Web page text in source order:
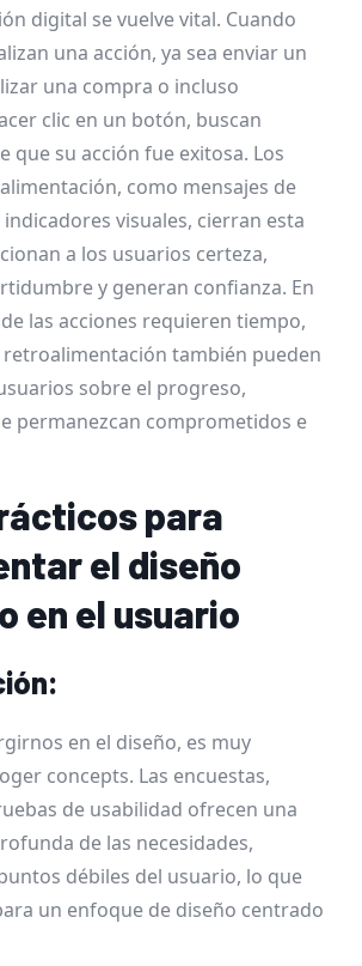
digital se vuelve vital. Cuando
una acción, ya sea enviar un
una compra o incluso
clic en un botón, buscan
que su acción fue exitosa. Los
como mensajes de
visuales, cierran esta
a los usuarios certeza,
y generan confianza. En
las acciones requieren tiempo,
también pueden
sobre el progreso,
permanezcan comprometidos e
para
el diseño
en el usuario
en el diseño, es muy
concepts. Las encuestas,
de usabilidad ofrecen una
de las necesidades,
débiles del usuario, lo que
un enfoque de diseño centrado